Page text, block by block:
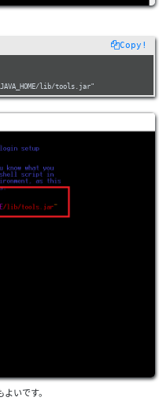
Copy!
lib/tools.jar"
いです。